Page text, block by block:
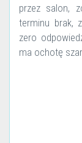
przez salon,
terminu brak,
zero
ma ochotę